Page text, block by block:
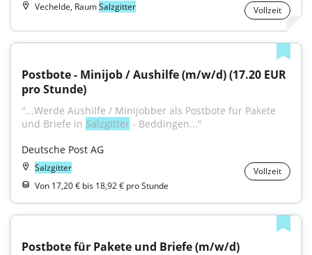
Vechelde, RaumSalzgitter Vollzeit
Postbote - Minijob / Aushilfe (m/w/d) (17.20 EUR
pro Stunde)
"...Werde Aushilfe / Minijobber als Postbote für Pakete
und Briefe in Salzgitter - Beddingen..."
Deutsche Post AG
Salzgitter
Vollzeit
Von 17,20 € bis 18,92 € pro Stunde
Postbote für Pakete und Briefe (m/w/d)